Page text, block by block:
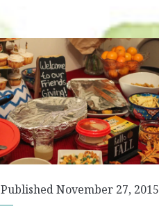
Published November 27, 2015